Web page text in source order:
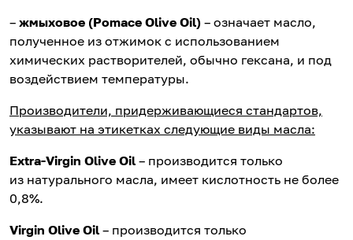
– жмыховое (Pomace Olive Oil) – означает масло,
полученное из отжимок с использованием
химических растворителей, обычно гексана, и под
воздействием температуры.
Производители, придерживающиеся стандартов,
указывают на этикетках следующие виды масла:
Extra-Virgin Olive Oil – производится только
из натурального масла, имеет кислотность не более
0,8%.
Virgin Olive Oil – производится только